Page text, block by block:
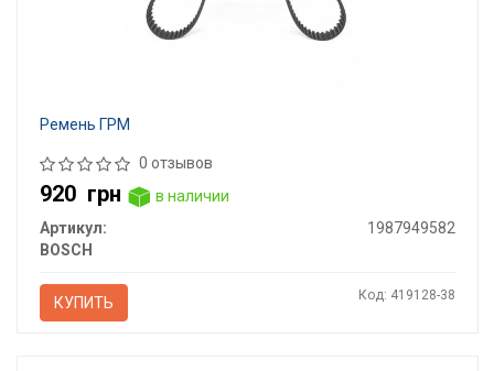
Ремень ГРМ
0 отзывов
920 грн
в наличии
Артикул:
1987949582
BOSCH
КУПИТЬ Код: 419128-38